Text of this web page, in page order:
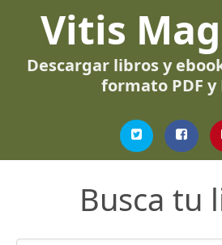
Vitis
Descargar libros y
formato PDF y
Busca tu